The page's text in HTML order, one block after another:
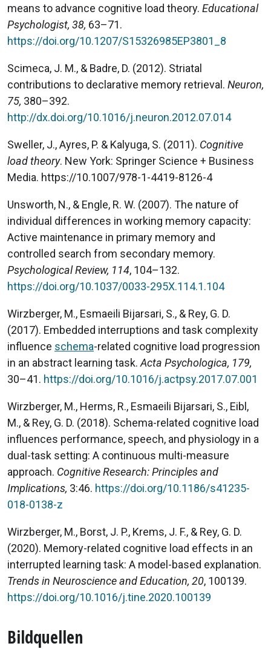
means to advance cognitive load theory. Educational
Psychologist, 38, 63–71.
https://doi.org/10.1207/S15326985EP3801_8
Scimeca, J. M., & Badre, D. (2012). Striatal
contributions to declarative memory retrieval. Neuron,
75, 380–392.
http://dx.doi.org/10.1016/j.neuron.2012.07.014
Sweller, J., Ayres, P. & Kalyuga, S. (2011). Cognitive
load theory. New York: Springer Science + Business
Media. https://10.1007/978-1-4419-8126-4
Unsworth, N., & Engle, R. W. (2007). The nature of
individual differences in working memory capacity:
Active maintenance in primary memory and
controlled search from secondary memory.
Psychological Review, 114, 104–132.
https://doi.org/10.1037/0033-295X.114.1.104
Wirzberger, M., Esmaeili Bijarsari, S., & Rey, G. D.
(2017). Embedded interruptions and task complexity
influence schema-related cognitive load progression
in an abstract learning task. Acta Psychologica, 179,
30–41. https://doi.org/10.1016/j.actpsy.2017.07.001
Wirzberger, M., Herms, R., Esmaeili Bijarsari, S., Eibl,
M., & Rey, G. D. (2018). Schema-related cognitive load
influences performance, speech, and physiology in a
dual-task setting: A continuous multi-measure
approach. Cognitive Research: Principles and
Implications, 3:46. https://doi.org/10.1186/s41235-
018-0138-z
Wirzberger, M., Borst, J. P., Krems, J. F., & Rey, G. D.
(2020). Memory-related cognitive load effects in an
interrupted learning task: A model-based explanation.
Trends in Neuroscience and Education, 20, 100139.
https://doi.org/10.1016/j.tine.2020.100139
Bildquellen